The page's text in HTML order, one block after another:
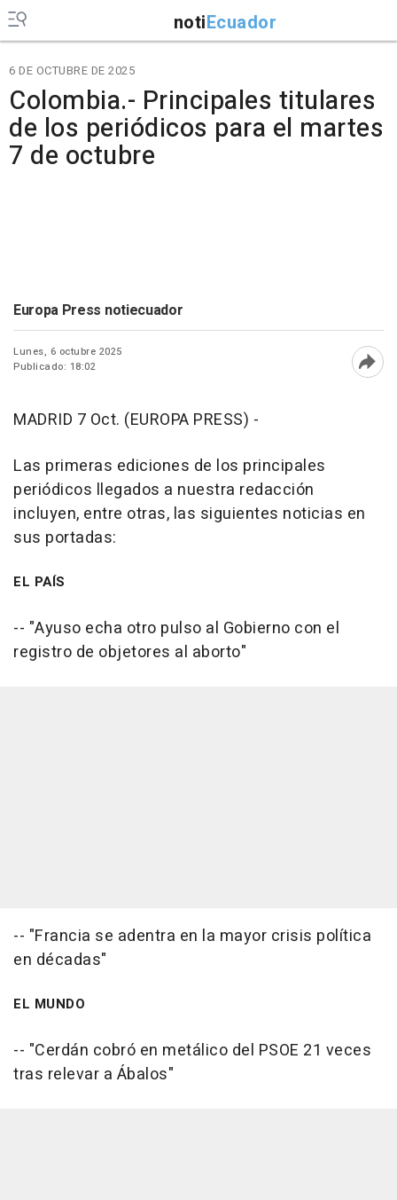
notiEcuador
6 DE OCTUBRE DE 2025
Colombia.- Principales titulares
de los periódicos para el martes
7 de octubre
Europa Press notiecuador
Lunes, 6 octubre 2025
Publicado: 18:02
MADRID 7 Oct. (EUROPA PRESS) -
Las primeras ediciones de los principales
periódicos llegados a nuestra redacción
incluyen, entre otras, las siguientes noticias en
sus portadas:
EL PAÍS
-- "Ayuso echa otro pulso al Gobierno con el
registro de objetores al aborto"
-- "Francia se adentra en la mayor crisis política
en décadas"
EL MUNDO
-- "Cerdán cobró en metálico del PSOE 21 veces
tras relevar a Ábalos"